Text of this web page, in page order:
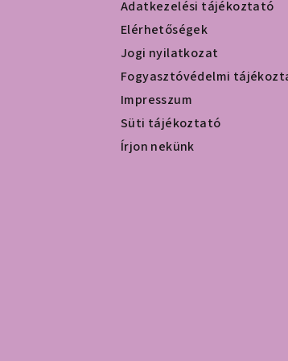
Adatkezelési tájékoztató
Elérhetőségek
Jogi nyilatkozat
Fogyasztóvédelmi
Impresszum
Süti tájékoztató
Írjon nekünk